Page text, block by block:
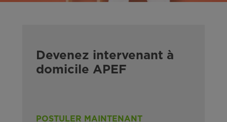
Devenez intervenant à
domicile APEF
POSTULER MAINTENANT